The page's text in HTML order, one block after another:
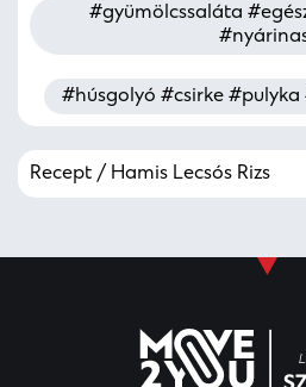
#gyümölcssaláta
#húsgolyó #csirke #pulyka
Recept / Hamis Lecsós Rizs